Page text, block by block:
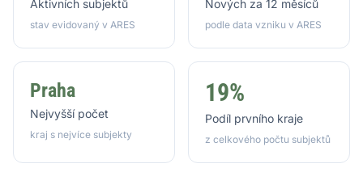
Aktivních subjektů
stav evidovaný v ARES
Nových za 12 měsíců
podle data vzniku v ARES
Praha
Nejvyšší počet
kraj s nejvíce subjekty
19%
Podíl prvního kraje
z celkového počtu subjektů